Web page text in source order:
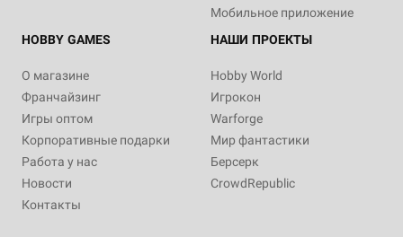
Мобильное приложение
HOBBY GAMES
О магазине
Франчайзинг
Игры оптом
Корпоративные подарки
Работа у нас
Новости
Контакты
НАШИ ПРОЕКТЫ
Hobby World
Игрокон
Warforge
Мир фантастики
Берсерк
CrowdRepublic